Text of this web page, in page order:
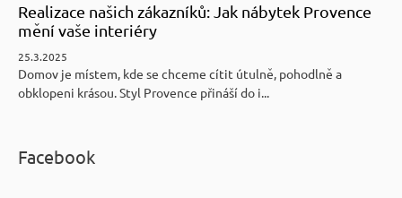
Realizace našich zákazníků: Jak nábytek Provence
mění vaše interiéry
25.3.2025
Domov je místem, kde se chceme cítit útulně, pohodlně a
obklopeni krásou. Styl Provence přináší do i...
Facebook